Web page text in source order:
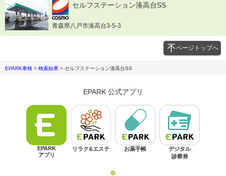
セルフステーション湊高台SS
青森県八戸市湊高台3-5-3
ページトップへ
EPARK車検 > 検索結果 > セルフステーション湊高台SS